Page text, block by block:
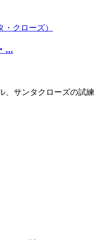
...
、サンタクローズの試練